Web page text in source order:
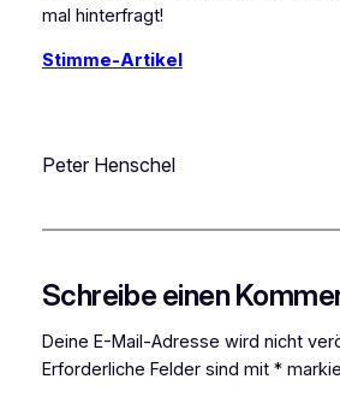
mal hinterfragt!
Stimme-Artikel
Peter Henschel
Schreibe einen
Deine E-Mail-Adresse wird nicht
Erforderliche Felder sind mit *